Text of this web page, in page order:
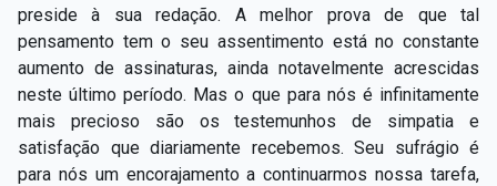
preside à sua redação. A melhor prova de que tal
pensamento tem o seu assentimento está no constante
aumento de assinaturas, ainda notavelmente acrescidas
neste último período. Mas o que para nós é infinitamente
mais precioso são os testemunhos de simpatia e
satisfação que diariamente recebemos. Seu sufrágio é
para nós um encorajamento a continuarmos nossa tarefa,